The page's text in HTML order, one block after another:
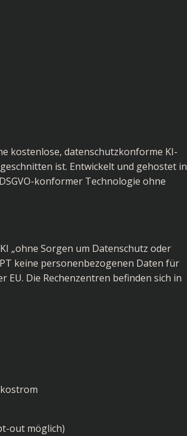
kostenlose, datenschutzkonforme KI-
ist. Entwickelt und gehostet in
konformer Technologie ohne
„ohne Sorgen um Datenschutz oder
keine personenbezogenen Daten für
Die Rechenzentren befinden sich in
out möglich)